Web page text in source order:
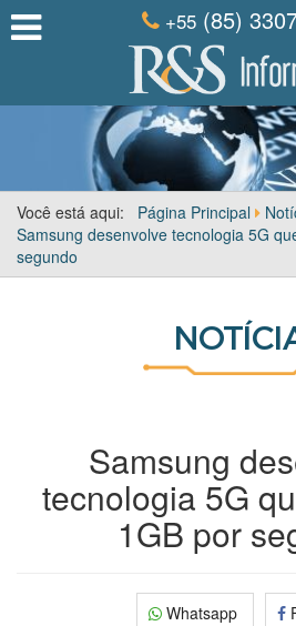
+55 (85)
Você está aqui: Página Principal
Samsung desenvolve tecnologia 5G
segundo
Samsung
tecnologia 5G
1GB por
Whatsapp